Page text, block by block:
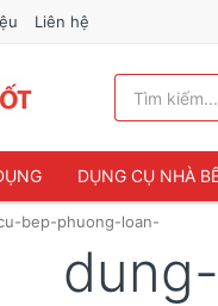
Liên hệ
DỤNG CỤ NHÀ
bep-phuong-loan-